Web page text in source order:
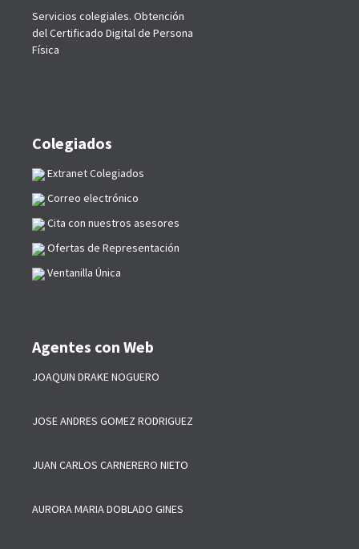
Servicios colegiales. Obtención
del Certificado Digital de Persona
Física
Colegiados
Extranet Colegiados
Correo electrónico
Cita con nuestros asesores
Ofertas de Representación
Ventanilla Única
Agentes con Web
JOAQUIN DRAKE NOGUERO
JOSE ANDRES GOMEZ RODRIGUEZ
JUAN CARLOS CARNERERO NIETO
AURORA MARIA DOBLADO GINES